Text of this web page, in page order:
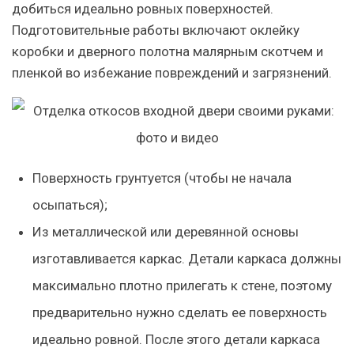
добиться идеально ровных поверхностей.
Подготовительные работы включают оклейку
коробки и дверного полотна малярным скотчем и
пленкой во избежание повреждений и загрязнений.
Поверхность грунтуется (чтобы не начала
осыпаться);
Из металлической или деревянной основы
изготавливается каркас. Детали каркаса должны
максимально плотно прилегать к стене, поэтому
предварительно нужно сделать ее поверхность
идеально ровной. После этого детали каркаса